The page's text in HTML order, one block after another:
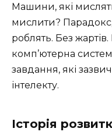
Машини, які
мислити?
роблять. Без
комп’ютерна
завдання, які
інтелекту.
Історія